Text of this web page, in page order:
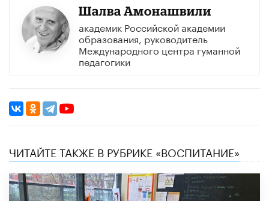
Шалва Амонашвили
академик Российской академии
образования, руководитель
Международного центра гуманной
педагогики
ЧИТАЙТЕ ТАКЖЕ В РУБРИКЕ «ВОСПИТАНИЕ»